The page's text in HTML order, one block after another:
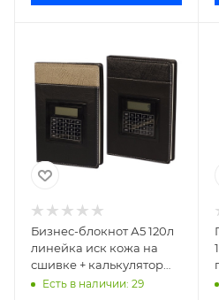
Бизнес-блокнот А5 120л
линейка иск кожа на
сшивке + калькулятор
ассорти Alingar AL7632
Есть в наличии: 29